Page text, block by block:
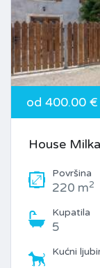
od 400.00 €
House
Površina
220 m2
Kupatila
5
Kućni